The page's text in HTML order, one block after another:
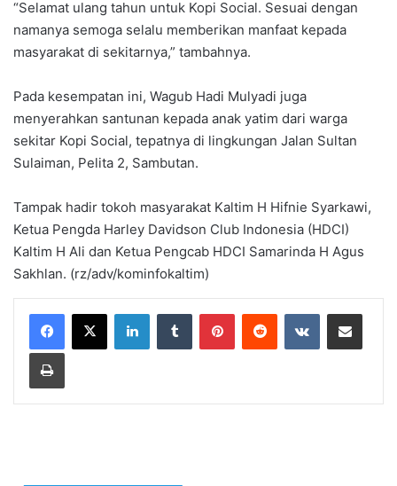
“Selamat ulang tahun untuk Kopi Social. Sesuai dengan
namanya semoga selalu memberikan manfaat kepada
masyarakat di sekitarnya,” tambahnya.
Pada kesempatan ini, Wagub Hadi Mulyadi juga
menyerahkan santunan kepada anak yatim dari warga
sekitar Kopi Social, tepatnya di lingkungan Jalan Sultan
Sulaiman, Pelita 2, Sambutan.
Tampak hadir tokoh masyarakat Kaltim H Hifnie Syarkawi,
Ketua Pengda Harley Davidson Club Indonesia (HDCI)
Kaltim H Ali dan Ketua Pengcab HDCI Samarinda H Agus
Sakhlan. (rz/adv/kominfokaltim)